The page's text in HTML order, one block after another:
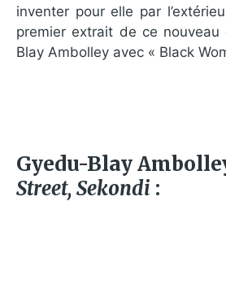
inventer pour elle par
premier extrait de ce
Blay Ambolley avec « Black
Gyedu-Blay
Street, Sekondi :